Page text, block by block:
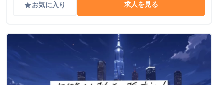
gradeお気に入り 求人を見る